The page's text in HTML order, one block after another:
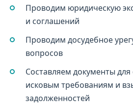
Проводим юридическую
и соглашений
Проводим досудебное
вопросов
Составляем документы
исковым требованиям и
задолженностей